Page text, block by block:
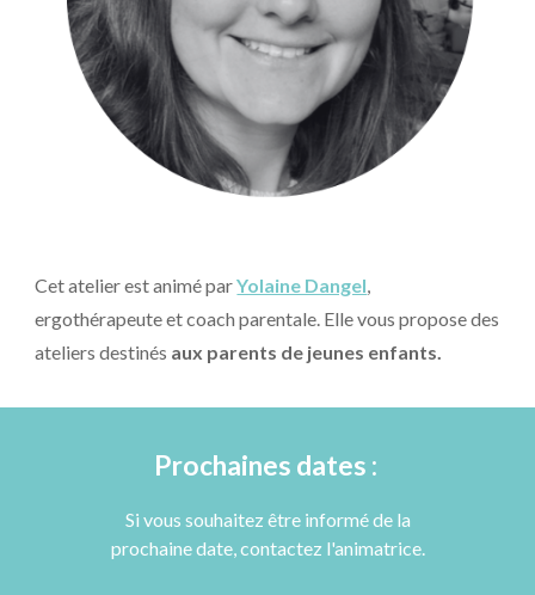
Cet atelier est animé parYolaine Dangel,
ergothérapeute et coach parentale. Elle vous propose des
ateliers destinés aux parents de jeunes enfants.
Prochaines dates :
Si vous souhaitez être informé de la
prochaine date, contactez l'animatrice.